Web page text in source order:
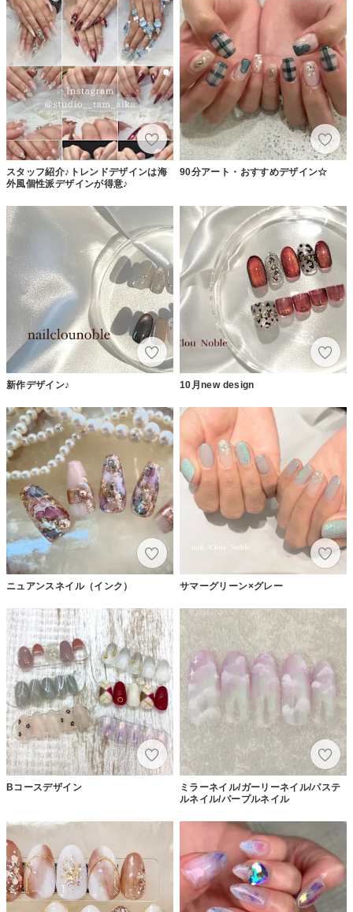
スタッフ紹介♪トレンドデザインは海
外風個性派デザインが得意♪
90分アート・おすすめデザイン☆
新作デザイン♪ 10月new design
ニュアンスネイル（インク） サマーグリーン×グレー
Bコースデザイン
ミラーネイル/ガーリーネイル/パステ
ルネイル/パープルネイル